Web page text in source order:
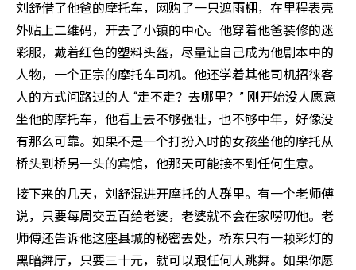
刘舒借了他爸的摩托车，网购了一只遮雨棚，在里程表壳
外贴上二维码，开去了小镇的中心。他穿着他爸装修的迷
彩服，戴着红色的塑料头盔，尽量让自己成为他剧本中的
人物，一个正宗的摩托车司机。他还学着其他司机招徕客
人的方式问路过的人 “走不走？去哪里？” 刚开始没人愿意
坐他的摩托车，他看上去不够强壮，也不够中年，好像没
有那么可靠。如果不是一个打扮入时的女孩坐他的摩托从
桥头到桥另一头的宾馆，他那天可能接不到任何生意。
接下来的几天，刘舒混进开摩托的人群里。有一个老师傅
说，只要每周交五百给老婆，老婆就不会在家唠叨他。老
师傅还告诉他这座县城的秘密去处，桥东只有一颗彩灯的
黑暗舞厅，只要三十元，就可以跟任何人跳舞。如果你愿